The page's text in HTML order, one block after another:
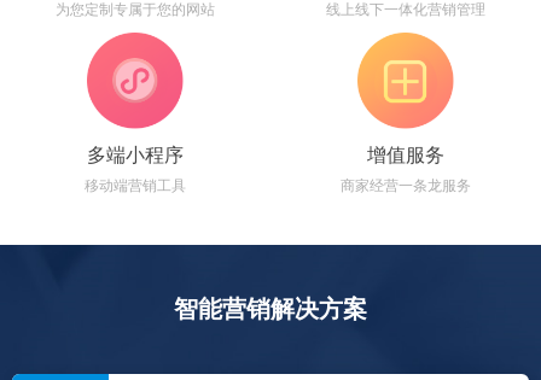
为您定制专属于您的网站 线上线下一体化营销管理
多端小程序
移动端营销工具
增值服务
商家经营一条龙服务
智能营销解决方案